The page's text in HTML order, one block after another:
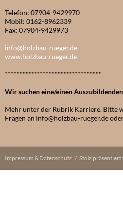
Telefon: 07904-9429970
Mobil: 0162-8962339
Fax: 07904-9429973
info@holzbau-rueger.de
www.holzbau-rueger.de
*********************************
Wir suchen eine/einen Auszubildenden
Mehr unter der Rubrik Karriere. Bitte
Fragen an info@holzbau-rueger.de
Impressum & Datenschutz Stolz präsentiert